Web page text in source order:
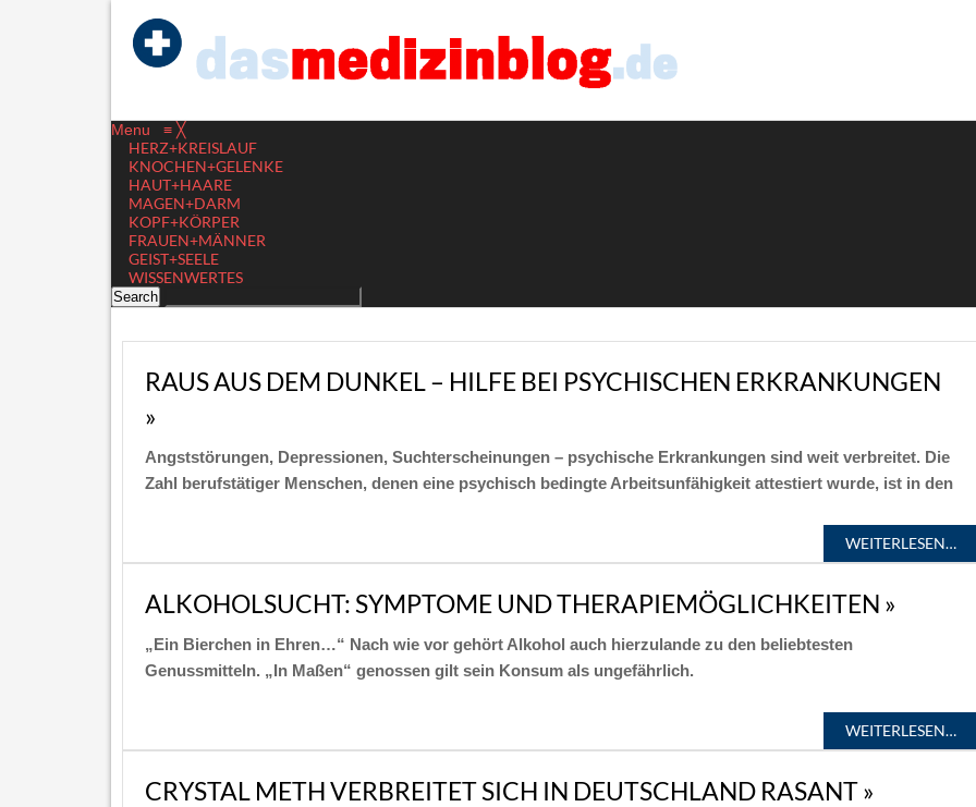
Menu ≡ ╳
HERZ+KREISLAUF
KNOCHEN+GELENKE
HAUT+HAARE
MAGEN+DARM
KOPF+KÖRPER
FRAUEN+MÄNNER
GEIST+SEELE
WISSENWERTES
RAUS AUS DEM DUNKEL – HILFE BEI PSYCHISCHEN ERKRANKUNGEN
»
Angststörungen, Depressionen, Suchterscheinungen – psychische Erkrankungen sind weit verbreitet. Die
Zahl berufstätiger Menschen, denen eine psychisch bedingte Arbeitsunfähigkeit attestiert wurde, ist in den
WEITERLESEN…
ALKOHOLSUCHT: SYMPTOME UND THERAPIEMÖGLICHKEITEN »
„Ein Bierchen in Ehren…“ Nach wie vor gehört Alkohol auch hierzulande zu den beliebtesten
Genussmitteln. „In Maßen“ genossen gilt sein Konsum als ungefährlich.
WEITERLESEN…
CRYSTAL METH VERBREITET SICH IN DEUTSCHLAND RASANT »